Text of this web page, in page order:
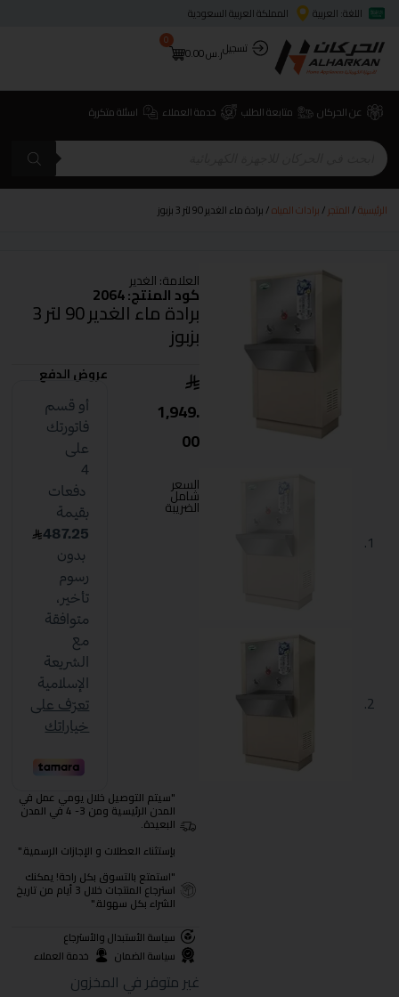
اللغة: العربية
المملكة العربية السعودية
تسجيلر.س0.00
0
عن الحركان متابعة الطلب خدمة العملاء اسئلة متكررة
الرئيسية/المتجر/برادات المياه/ برادة ماء الغدير 90 لتر 3 بزبوز
العلامة:الغدير
كود المنتج: 2064
برادة ماء الغدير 90 لتر 3
بزبوز
1,949.
00
السعر
شامل
الضريبة
عروض الدفع
"سيتم التوصيل خلال يومي عمل في
المدن الرئيسية ومن 3- 4 في المدن
البعيدة.
بإستثناء العطلات و الإجازات الرسمية."
"استمتع بالتسوق بكل راحة! يمكنك
استرجاع المنتجات خلال 3 أيام من تاريخ
الشراء بكل سهولة."
سياسة الأستبدال والأسترجاع
سياسة الضمان
خدمة العملاء
غير متوفر في المخزون